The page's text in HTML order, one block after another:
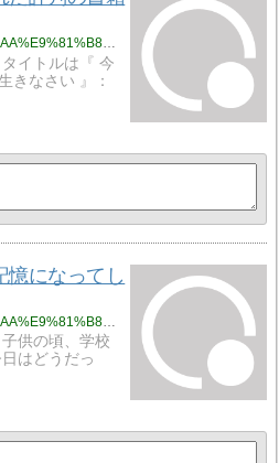
http://justgee.gjpw.net/%E6%9C%AA%E9%81%B8%E6%8A%9E/%E7%9C%8B%E5%8F%96%E3%82%8A%E3%81%AE%E7%8F%BE%E5%A0%B4%E3%81%8B%E3%82%89%E7%94%9F%E3%81%BE%E3%82%8C%E3%81%9F%E8%A9%95%E5%88%A4%E3%81%AE%E6%9B%B8%E7%B1%8D%E3%81%AE%E3%82%88%E3%81%86%E3%81%A7%E3%81%99
イトルは『 今
きなさい 』：
憶になってし
供の頃、学校
はどうだっ